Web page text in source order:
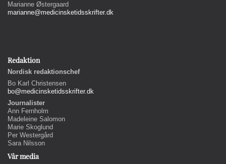
Marianne Østergaard
marianne@medicinsketidsskrifter.dk
Redaktion
Nordisk redaktionschef
Bo Karl Christensen
bo@medicinsketidsskrifter.dk
Journalister
Ann Fernholm
Madeleine Salomon
Marie Skoglund
Per Westergård
Sara Nilsson
Vår media